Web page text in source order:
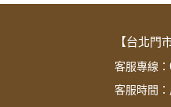
【台北門
客服專線
客服時間